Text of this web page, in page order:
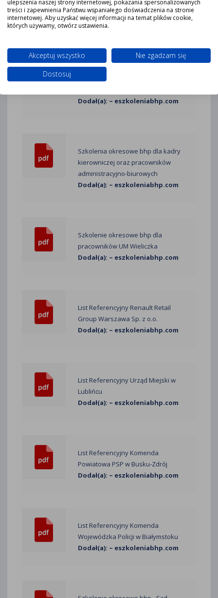
BCO w Bielsku - Białej
Dodał(a): ~ eszkoleniabhp.com
Szkolenia okresowe bhp dla kadry
kierowniczej - Urząd Miejski w
Dodał(a): ~ eszkoleniabhp.com
Szkolenia okresowe bhp dla kadry
kierowniczej oraz pracowników
administracyjno-biurowych
Dodał(a): ~ eszkoleniabhp.com
Szkolenie okresowe bhp dla
pracowników UM Wieliczka
Dodał(a): ~ eszkoleniabhp.com
List Referencyjny Renault Retail
Group Warszawa Sp. z o.o.
Dodał(a): ~ eszkoleniabhp.com
List Referencyjny Urząd Miejski w
Lublińcu
Dodał(a): ~ eszkoleniabhp.com
List Referencyjny Komenda
Powiatowa PSP w Busku-Zdrój
Dodał(a): ~ eszkoleniabhp.com
List Referencyjny Komenda
Wojewódzka Policji w Białymstoku
Dodał(a): ~ eszkoleniabhp.com
ulepszenia naszej strony internetowej, pokazania spersonalizowanych
treści i zapewnienia Państwu wspaniałego doświadczenia na stronie
internetowej. Aby uzyskać więcej informacji na temat plików cookie,
których używamy, otwórz ustawienia.
Akceptuj wszystko
Nie zgadzam się
Dostosuj